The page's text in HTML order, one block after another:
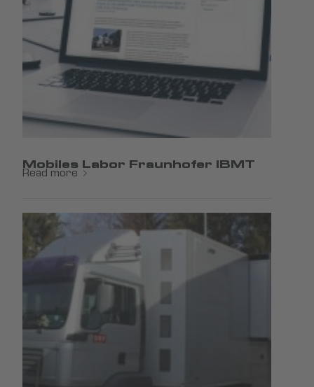
Mobiles Labor Fraunhofer IBMT
Read more